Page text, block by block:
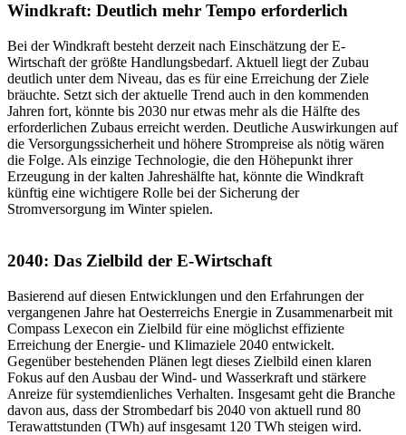
Windkraft: Deutlich mehr Tempo erforderlich
Bei der Windkraft besteht derzeit nach Einschätzung der E-
Wirtschaft der größte Handlungsbedarf. Aktuell liegt der Zubau
deutlich unter dem Niveau, das es für eine Erreichung der Ziele
bräuchte. Setzt sich der aktuelle Trend auch in den kommenden
Jahren fort, könnte bis 2030 nur etwas mehr als die Hälfte des
erforderlichen Zubaus erreicht werden. Deutliche Auswirkungen auf
die Versorgungssicherheit und höhere Strompreise als nötig wären
die Folge. Als einzige Technologie, die den Höhepunkt ihrer
Erzeugung in der kalten Jahreshälfte hat, könnte die Windkraft
künftig eine wichtigere Rolle bei der Sicherung der
Stromversorgung im Winter spielen.
2040: Das Zielbild der E-Wirtschaft
Basierend auf diesen Entwicklungen und den Erfahrungen der
vergangenen Jahre hat Oesterreichs Energie in Zusammenarbeit mit
Compass Lexecon ein Zielbild für eine möglichst effiziente
Erreichung der Energie- und Klimaziele 2040 entwickelt.
Gegenüber bestehenden Plänen legt dieses Zielbild einen klaren
Fokus auf den Ausbau der Wind- und Wasserkraft und stärkere
Anreize für systemdienliches Verhalten. Insgesamt geht die Branche
davon aus, dass der Strombedarf bis 2040 von aktuell rund 80
Terawattstunden (TWh) auf insgesamt 120 TWh steigen wird.